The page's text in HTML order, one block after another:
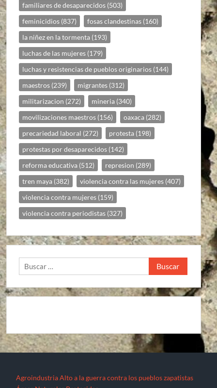
familiares de desaparecidos (503)
feminicidios (837) fosas clandestinas (160)
la niñez en la tormenta (193)
luchas de las mujeres (179)
luchas y resistencias de pueblos originarios (144)
maestros (239) migrantes (312)
militarizacion (272) mineria (340)
movilizaciones maestros (156) oaxaca (282)
precariedad laboral (272) protesta (198)
protestas por desaparecidos (142)
reforma educativa (512) represion (289)
tren maya (382) violencia contra las mujeres (407)
violencia contra mujeres (159)
violencia contra periodistas (327)
Buscar:
Agroindustria Alto a la guerra contra los pueblos zapatistas